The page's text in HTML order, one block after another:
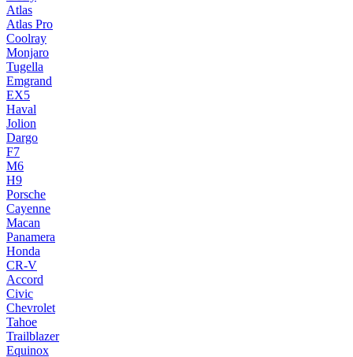
Atlas
Atlas Pro
Coolray
Monjaro
Tugella
Emgrand
EX5
Haval
Jolion
Dargo
F7
M6
H9
Porsche
Cayenne
Macan
Panamera
Honda
CR-V
Accord
Civic
Chevrolet
Tahoe
Trailblazer
Equinox